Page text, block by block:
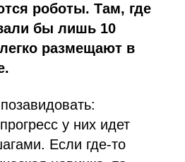
роботы. Там, где
бы лишь 10
размещают в
у них идет
Если где-то